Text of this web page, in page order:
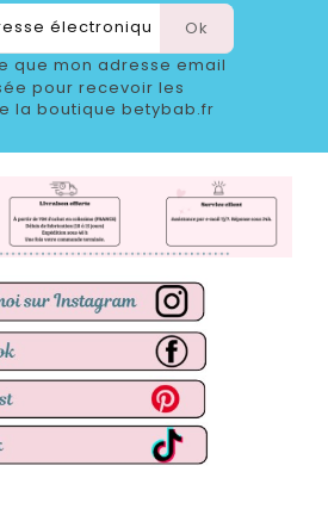
que mon adresse email
pour recevoir les
la boutique betybab.fr